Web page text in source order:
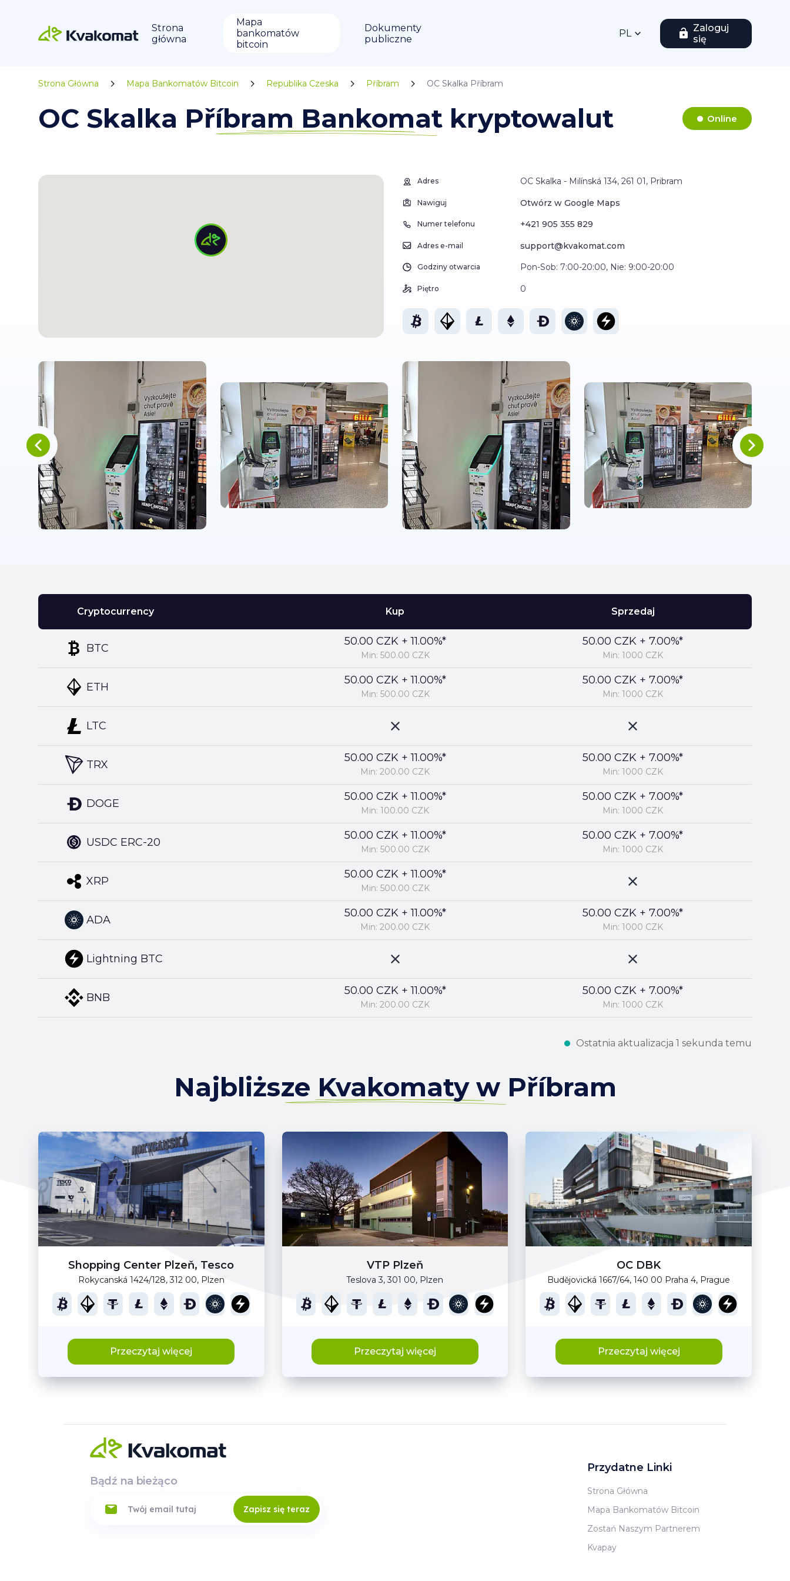
Strona
główna
Mapa
bankomatów
bitcoin
Dokumenty
publiczne
PL
Zaloguj
się
Strona Główna Mapa Bankomatów Bitcoin Republika Czeska Příbram OC Skalka Příbram
OC Skalka Příbram Bankomat kryptowalut Online
Adres OC Skalka - Milínská 134, 261 01, Pribram
Nawiguj Otwórz w Google Maps
Numer telefonu +421 905 355 829
Adres e-mail support@kvakomat.com
Godziny otwarcia Pon-Sob: 7:00-20:00, Nie: 9:00-20:00
Piętro 0
Cryptocurrency
BTC
ETH
LTC
TRX
DOGE
USDC ERC-20
XRP
ADA
Lightning BTC
BNB
Kup
50.00 CZK + 11.00%*
Min: 500.00 CZK
50.00 CZK + 11.00%*
Min: 500.00 CZK
50.00 CZK + 11.00%*
Min: 200.00 CZK
50.00 CZK + 11.00%*
Min: 100.00 CZK
50.00 CZK + 11.00%*
Min: 500.00 CZK
50.00 CZK + 11.00%*
Min: 500.00 CZK
50.00 CZK + 11.00%*
Min: 200.00 CZK
50.00 CZK + 11.00%*
Min: 200.00 CZK
Sprzedaj
50.00 CZK + 7.00%*
Min: 1000 CZK
50.00 CZK + 7.00%*
Min: 1000 CZK
50.00 CZK + 7.00%*
Min: 1000 CZK
50.00 CZK + 7.00%*
Min: 1000 CZK
50.00 CZK + 7.00%*
Min: 1000 CZK
50.00 CZK + 7.00%*
Min: 1000 CZK
50.00 CZK + 7.00%*
Min: 1000 CZK
Ostatnia aktualizacja 1 sekunda temu
Najbliższe Kvakomaty w Příbram
Shopping Center Plzeň, Tesco
Rokycanská 1424/128, 312 00, Plzen
Przeczytaj więcej
VTP Plzeň
Teslova 3, 301 00, Plzen
Przeczytaj więcej
OC DBK
Budějovická 1667/64, 140 00 Praha 4, Prague
Przeczytaj więcej
Bądź na bieżąco
Zapisz się teraz
Przydatne Linki
Strona Główna
Mapa Bankomatów Bitcoin
Zostań Naszym Partnerem
Kvapay